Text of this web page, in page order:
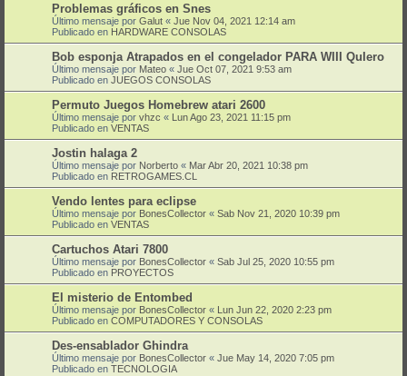
Problemas gráficos en Snes
Último mensaje por Galut « Jue Nov 04, 2021 12:14 am
Publicado en HARDWARE CONSOLAS
Bob esponja Atrapados en el congelador PARA WIII QuIero
Último mensaje por Mateo « Jue Oct 07, 2021 9:53 am
Publicado en JUEGOS CONSOLAS
Permuto Juegos Homebrew atari 2600
Último mensaje por vhzc « Lun Ago 23, 2021 11:15 pm
Publicado en VENTAS
Jostin halaga 2
Último mensaje por Norberto « Mar Abr 20, 2021 10:38 pm
Publicado en RETROGAMES.CL
Vendo lentes para eclipse
Último mensaje por BonesCollector « Sab Nov 21, 2020 10:39 pm
Publicado en VENTAS
Cartuchos Atari 7800
Último mensaje por BonesCollector « Sab Jul 25, 2020 10:55 pm
Publicado en PROYECTOS
El misterio de Entombed
Último mensaje por BonesCollector « Lun Jun 22, 2020 2:23 pm
Publicado en COMPUTADORES Y CONSOLAS
Des-ensablador Ghindra
Último mensaje por BonesCollector « Jue May 14, 2020 7:05 pm
Publicado en TECNOLOGIA